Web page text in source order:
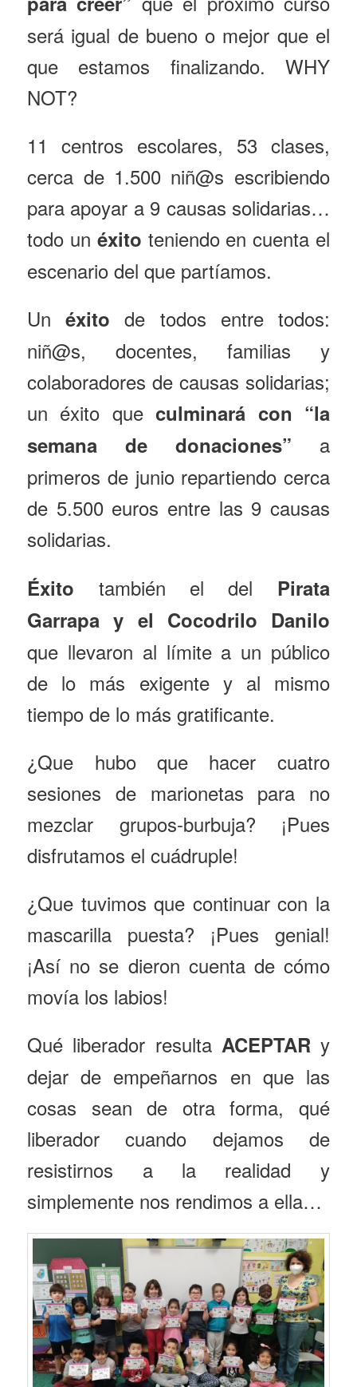
será igual de bueno o mejor que el
que estamos finalizando. WHY
NOT?
11 centros escolares, 53 clases,
cerca de 1.500 niñ@s escribiendo
para apoyar a 9 causas solidarias…
todo un éxito teniendo en cuenta el
escenario del que partíamos.
Unéxito de todos entre todos:
niñ@s, docentes, familias y
colaboradores de causas solidarias;
un éxito queculminará con “la
semana de donaciones” a
primeros de junio repartiendo cerca
de 5.500 euros entre las 9 causas
solidarias.
Éxito también el del Pirata
Garrapa y el Cocodrilo Danilo
que llevaron al límite a un público
de lo más exigente y al mismo
tiempo de lo más gratificante.
¿Que hubo que hacer cuatro
sesiones de marionetas para no
mezclar grupos-burbuja? ¡Pues
disfrutamos el cuádruple!
¿Que tuvimos que continuar con la
mascarilla puesta? ¡Pues genial!
¡Así no se dieron cuenta de cómo
movía los labios!
Qué liberador resulta ACEPTAR y
dejar de empeñarnos en que las
cosas sean de otra forma, qué
liberador cuando dejamos de
resistirnos a la realidad y
simplemente nos rendimos a ella…